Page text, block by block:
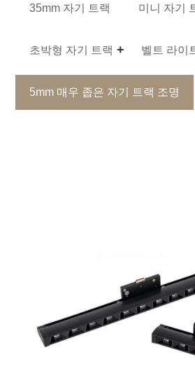
35mm 자기 트랙 미니 자기
초박형 자기 트랙 벨트 라이
5mm 매우 좁은 자기 트랙 조명